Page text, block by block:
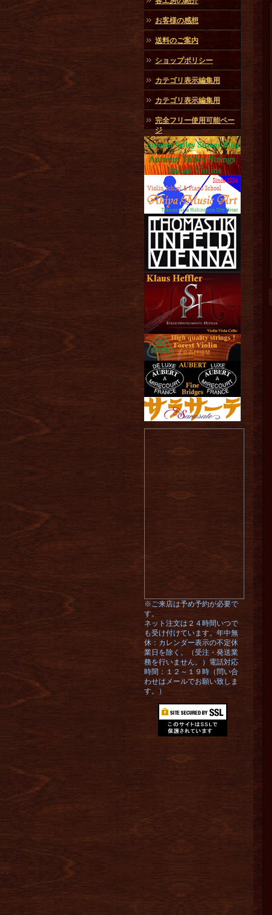
お客様の感想
送料のご案内
ショップポリシー
カテゴリ表示編集用
カテゴリ表示編集用
完全フリー使用可能ペー
ジ
※ご来店は予め予約が必要で
す。
ネット注文は２４時間いつで
も受け付けています。年中無
休：カレンダー表示の不定休
業日を除く。（受注・発送業
務を行いません。）電話対応
時間：１２～１９時（問い合
わせはメールでお願い致しま
す。）